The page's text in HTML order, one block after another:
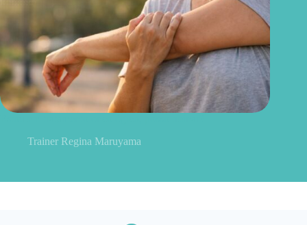
Trainer Regina Maruyama